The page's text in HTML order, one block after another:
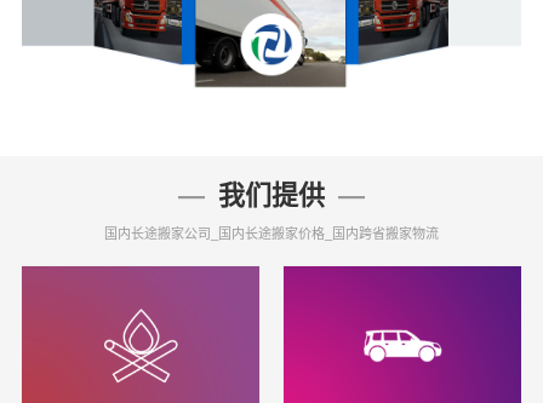
我们提供
国内长途搬家公司_国内长途搬家价格_国内跨省搬家物流